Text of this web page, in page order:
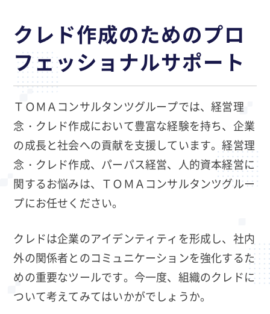
クレド作成のためのプロ
フェッショナルサポート
ＴＯＭＡコンサルタンツグループでは、経営理
念・クレド作成において豊富な経験を持ち、企業
の成長と社会への貢献を支援しています。経営理
念・クレド作成、パーパス経営、人的資本経営に
関するお悩みは、ＴＯＭＡコンサルタンツグルー
プにお任せください。
クレドは企業のアイデンティティを形成し、社内
外の関係者とのコミュニケーションを強化するた
めの重要なツールです。今一度、組織のクレドに
ついて考えてみてはいかがでしょうか。